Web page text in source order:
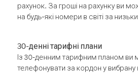
рахунок. За гроші на рахунку ви
на будь-які номери в світі за
30-денні тарифні плани
Із 30-денним тарифним планом ви
телефонувати за кордон у вибрану